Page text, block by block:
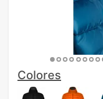
Colores